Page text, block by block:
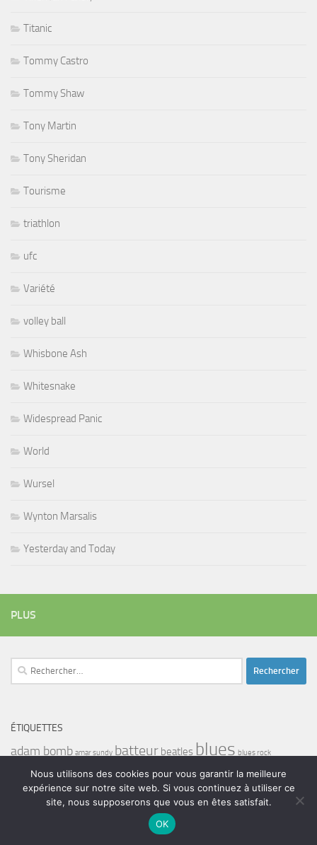
Titanic
Tommy Castro
Tommy Shaw
Tony Martin
Tony Sheridan
Tourisme
triathlon
ufc
Variété
volley ball
Whisbone Ash
Whitesnake
Widespread Panic
World
Wursel
Wynton Marsalis
Yesterday and Today
PLUS
Rechercher :
ÉTIQUETTES
adam bomb amar sundy batteur beatles blues blues rock
bootleneck chanteur chanteuse coltrane duc des lombards erick bamy
expo music femme de george harrison festival glenn hughes golf drouot groupe
guitariste herbie hancock
malien miles davis
Nous utilisons des cookies pour vous garantir la meilleure
expérience sur notre site web. Si vous continuez à utiliser ce
site, nous supposerons que vous en êtes satisfait.
OK